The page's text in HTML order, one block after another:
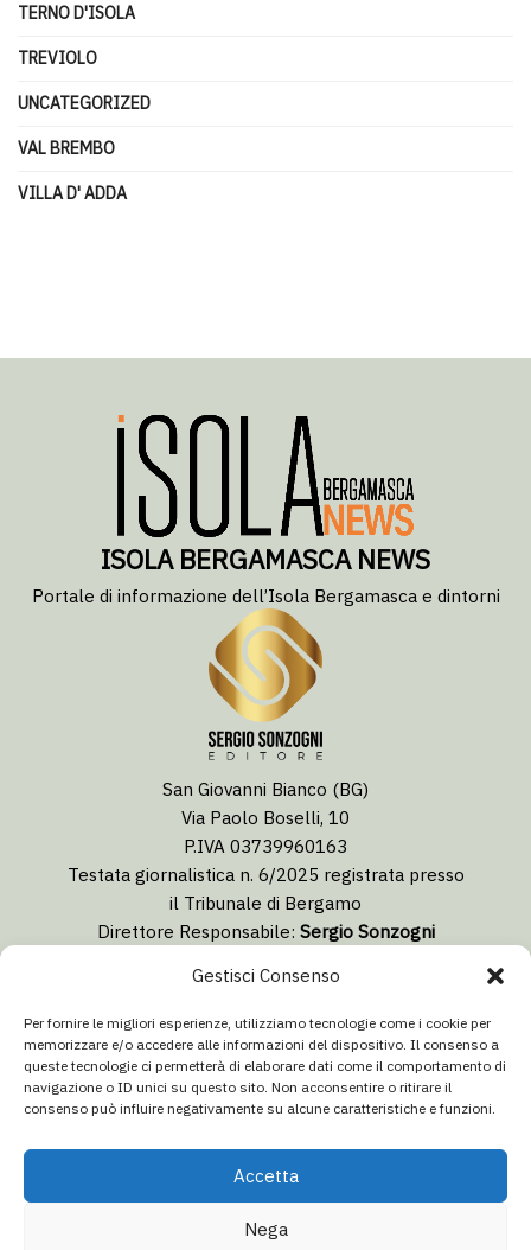
Gestisci Consenso
Per fornire le migliori esperienze, utilizziamo tecnologie come i cookie per
memorizzare e/o accedere alle informazioni del dispositivo. Il consenso a
queste tecnologie ci permetterà di elaborare dati come il comportamento di
navigazione o ID unici su questo sito. Non acconsentire o ritirare il
consenso può influire negativamente su alcune caratteristiche e funzioni.
Accetta
Nega
TERNO D'ISOLA
TREVIOLO
UNCATEGORIZED
VAL BREMBO
VILLA D' ADDA
ISOLA BERGAMASCA NEWS
Portale di informazione dell’Isola Bergamasca e dintorni
San Giovanni Bianco (BG)
Via Paolo Boselli, 10
P.IVA 03739960163
Testata giornalistica n. 6/2025 registrata presso
il Tribunale di Bergamo
Direttore Responsabile: Sergio Sonzogni
redazione@isolabergamascanews.it
info@italiacommunication.com
Telefono: 0345 41834